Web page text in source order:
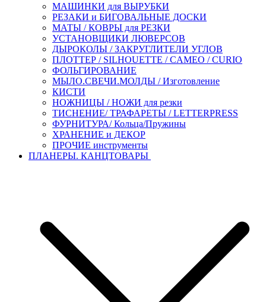
МАШИНКИ для ВЫРУБКИ
РЕЗАКИ и БИГОВАЛЬНЫЕ ДОСКИ
МАТЫ / КОВРЫ для РЕЗКИ
УСТАНОВЩИКИ ЛЮВЕРСОВ
ДЫРОКОЛЫ / ЗАКРУГЛИТЕЛИ УГЛОВ
ПЛОТТЕР / SILHOUETTE / CAMEO / CURIO
ФОЛЬГИРОВАНИЕ
МЫЛО.СВЕЧИ.МОЛДЫ / Изготовление
КИСТИ
НОЖНИЦЫ / НОЖИ для резки
ТИСНЕНИЕ/ ТРАФАРЕТЫ / LETTERPRESS
ФУРНИТУРА/ Кольца/Пружины
ХРАНЕНИЕ и ДЕКОР
ПРОЧИЕ инструменты
ПЛАНЕРЫ. КАНЦТОВАРЫ